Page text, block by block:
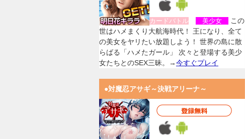
カードバトル 美少女
この
世はハメまくり大航海時代！ 王になり、全て
の美女をヤリたい放題しよう！ 世界の島に散
らばる「ハメたガール」 次々と登場する美少
女たちとのSEX三昧。→今すぐプレイ
●対魔忍アサギ～決戦アリーナ～